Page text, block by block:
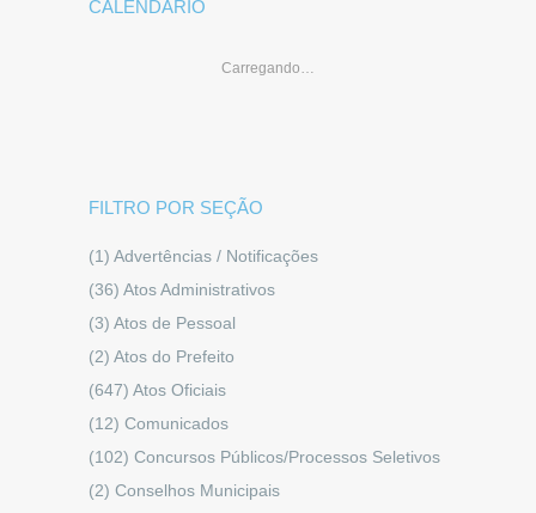
CALENDÁRIO
Carregando…
FILTRO POR SEÇÃO
(1) Advertências / Notificações
(36) Atos Administrativos
(3) Atos de Pessoal
(2) Atos do Prefeito
(647) Atos Oficiais
(12) Comunicados
(102) Concursos Públicos/Processos Seletivos
(2) Conselhos Municipais